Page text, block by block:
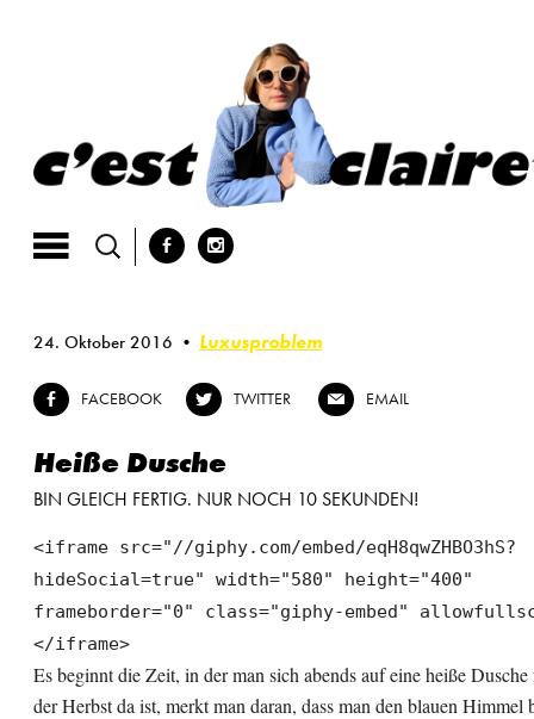
b x
24. Oktober 2016 Luxusproblem
b FACEBOOK a TWITTER @ EMAIL
Heiße Dusche
BIN GLEICH FERTIG. NUR NOCH 10 SEKUNDEN!
<iframe src="//giphy.com/embed/eqH8qwZHBO3hS?
hideSocial=true" width="580" height="400"
frameborder="0" class="giphy-embed"
</iframe>
Es beginnt die Zeit, in der man sich abends auf eine heiße Dusche
der Herbst da ist, merkt man daran, dass man den blauen Himmel